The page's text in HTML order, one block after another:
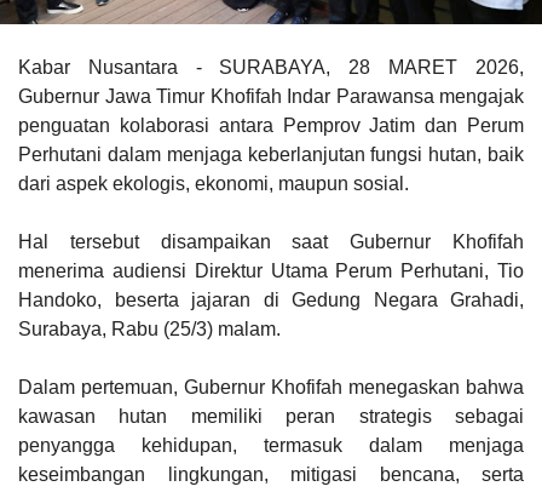
Kabar Nusantara - SURABAYA, 28 MARET 2026,
Gubernur Jawa Timur Khofifah Indar Parawansa mengajak
penguatan kolaborasi antara Pemprov Jatim dan Perum
Perhutani dalam menjaga keberlanjutan fungsi hutan, baik
dari aspek ekologis, ekonomi, maupun sosial.
Hal tersebut disampaikan saat Gubernur Khofifah
menerima audiensi Direktur Utama Perum Perhutani, Tio
Handoko, beserta jajaran di Gedung Negara Grahadi,
Surabaya, Rabu (25/3) malam.
Dalam pertemuan, Gubernur Khofifah menegaskan bahwa
kawasan hutan memiliki peran strategis sebagai
penyangga kehidupan, termasuk dalam menjaga
keseimbangan lingkungan, mitigasi bencana, serta